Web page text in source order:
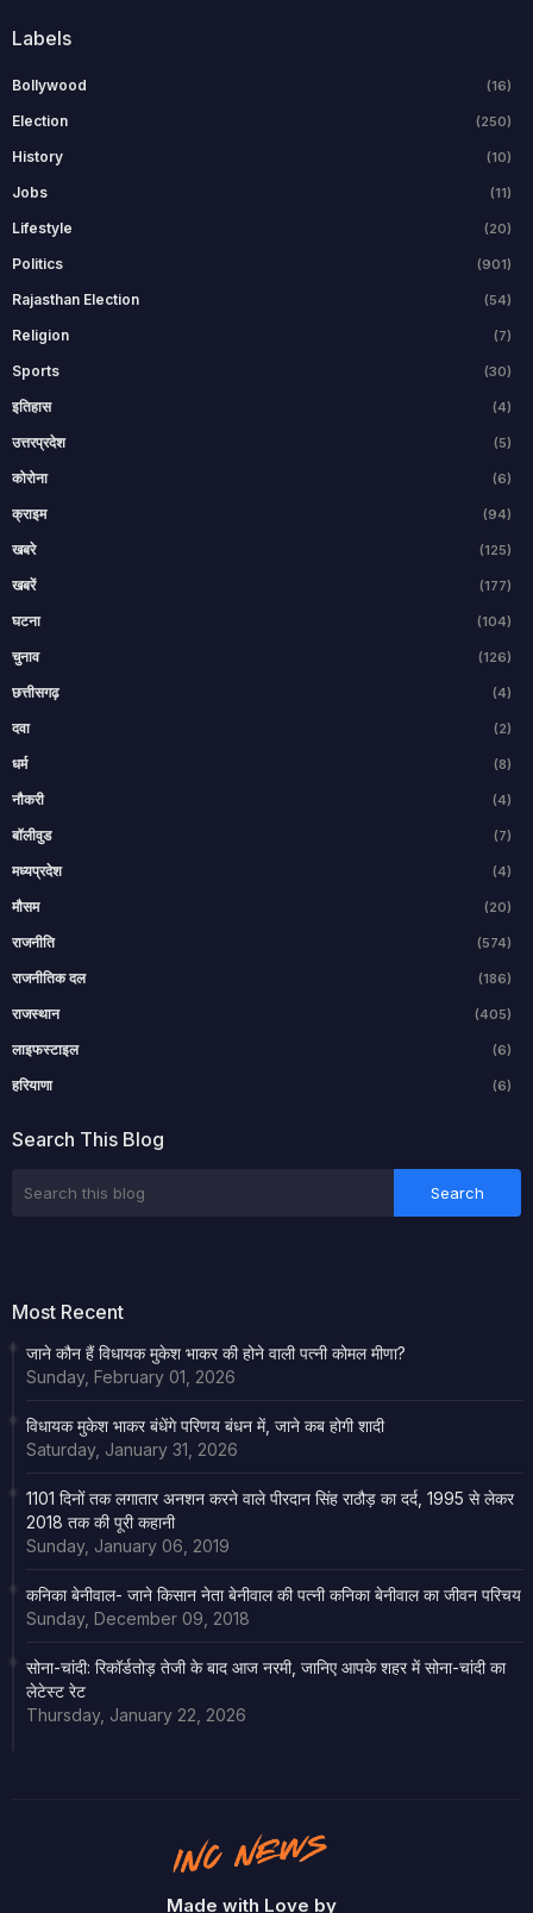
Labels
Bollywood (16)
Election (250)
History (10)
Jobs (11)
Lifestyle (20)
Politics (901)
Rajasthan Election (54)
Religion (7)
Sports (30)
इतिहास (4)
उत्तरप्रदेश (5)
कोरोना (6)
क्राइम (94)
खबरे (125)
खबरें (177)
घटना (104)
चुनाव (126)
छत्तीसगढ़ (4)
दवा (2)
धर्म (8)
नौकरी (4)
बॉलीवुड (7)
मध्यप्रदेश (4)
मौसम (20)
राजनीति (574)
राजनीतिक दल (186)
राजस्थान (405)
लाइफस्टाइल (6)
हरियाणा (6)
Search This Blog
Most Recent
जाने कौन हैं विधायक मुकेश भाकर की होने वाली पत्नी कोमल मीणा?
Sunday, February 01, 2026
विधायक मुकेश भाकर बंधेंगे परिणय बंधन में, जाने कब होगी शादी
Saturday, January 31, 2026
1101 दिनों तक लगातार अनशन करने वाले पीरदान सिंह राठौड़ का दर्द, 1995 से लेकर
2018 तक की पूरी कहानी
Sunday, January 06, 2019
कनिका बेनीवाल- जाने किसान नेता बेनीवाल की पत्नी कनिका बेनीवाल का जीवन परिचय
Sunday, December 09, 2018
सोना-चांदी: रिकॉर्डतोड़ तेजी के बाद आज नरमी, जानिए आपके शहर में सोना-चांदी का
लेटेस्ट रेट
Thursday, January 22, 2026
Made with Love by